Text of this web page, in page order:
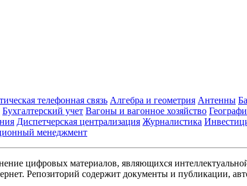
телефонная связь Алгебра и геометрия Антенны
Бухгалтерский учет Вагоны и вагонное хозяйство
Диспетчерская централизация Журналистика
менеджмент
цифровых материалов, являющихся
Репозиторий содержит документы и публикации,